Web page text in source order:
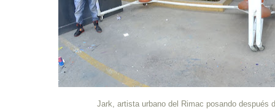
Jark, artista urbano del Rimac posando después